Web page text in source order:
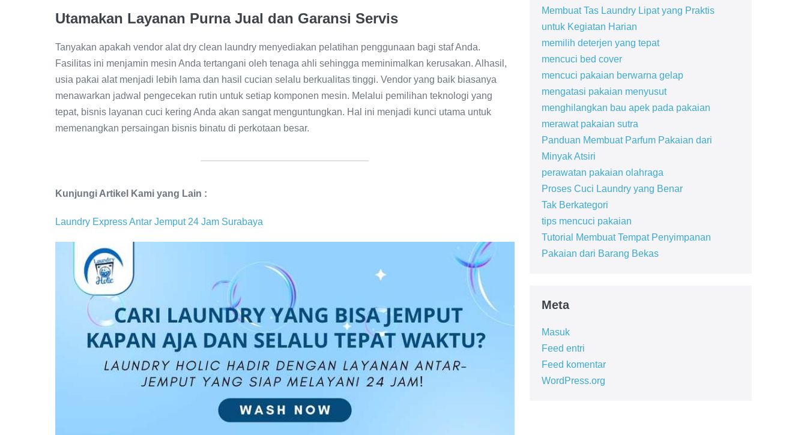
Utamakan Layanan Purna Jual dan Garansi Servis
Tanyakan apakah vendor alat dry clean laundry menyediakan pelatihan penggunaan bagi staf Anda.
Fasilitas ini menjamin mesin Anda tertangani oleh tenaga ahli sehingga meminimalkan kerusakan. Alhasil,
usia pakai alat menjadi lebih lama dan hasil cucian selalu berkualitas tinggi. Vendor yang baik biasanya
menawarkan jadwal pengecekan rutin untuk setiap komponen mesin. Melalui pemilihan teknologi yang
tepat, bisnis layanan cuci kering Anda akan sangat menguntungkan. Hal ini menjadi kunci utama untuk
memenangkan persaingan bisnis binatu di perkotaan besar.
Kunjungi Artikel Kami yang Lain :
Laundry Express Antar Jemput 24 Jam Surabaya
Membuat Tas Laundry Lipat yang Praktis
untuk Kegiatan Harian
memilih deterjen yang tepat
mencuci bed cover
mencuci pakaian berwarna gelap
mengatasi pakaian menyusut
menghilangkan bau apek pada pakaian
merawat pakaian sutra
Panduan Membuat Parfum Pakaian dari
Minyak Atsiri
perawatan pakaian olahraga
Proses Cuci Laundry yang Benar
Tak Berkategori
tips mencuci pakaian
Tutorial Membuat Tempat Penyimpanan
Pakaian dari Barang Bekas
Meta
Masuk
Feed entri
Feed komentar
WordPress.org